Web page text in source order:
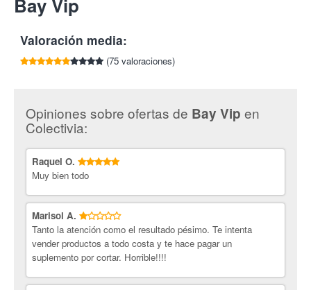
* El corte consistirá únicamente en un corte de puntas. Para
melenas largas y extralargas y cambio radical o cambio de
imagen, consultar precio.
* Si quieres te harán un estudio gratuito de la piel.
productos de primeras marcas, tanto para los servicios de
peluquería como de estética.
¡Mejora tu imagen con Colectivia!
cambio de imagen, consultar precio.
Tlf:945 128 260
Bay Vip
Valoración media:
(75 valoraciones)
Opiniones sobre ofertas de Bay Vip en
Colectivia:
Raquel O.
Muy bien todo
Marisol A.
Tanto la atención como el resultado pésimo. Te intenta
vender productos a todo costa y te hace pagar un
suplemento por cortar. Horrible!!!!